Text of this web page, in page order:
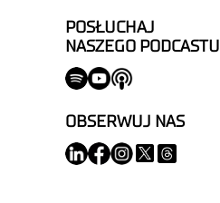
POSŁUCHAJ
NASZEGO PODCASTU
OBSERWUJ NAS